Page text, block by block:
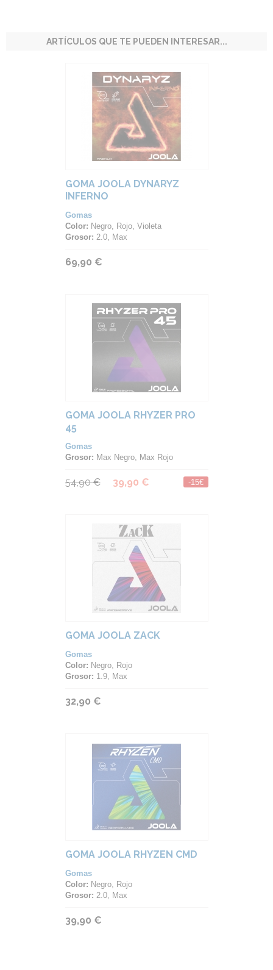
ARTÍCULOS QUE TE PUEDEN INTERESAR...
GOMA JOOLA DYNARYZ
INFERNO
Gomas
Color: Negro, Rojo, Violeta
Grosor: 2.0, Max
69,90 €
GOMA JOOLA RHYZER PRO
45
Gomas
Grosor: Max Negro, Max Rojo
54,90 € 39,90 € -15€
GOMA JOOLA ZACK
Gomas
Color: Negro, Rojo
Grosor: 1.9, Max
32,90 €
GOMA JOOLA RHYZEN CMD
Gomas
Color: Negro, Rojo
Grosor: 2.0, Max
39,90 €